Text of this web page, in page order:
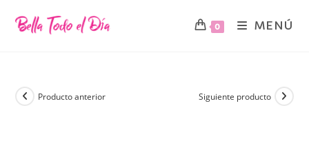
0 MENÚ
Producto anterior Siguiente producto